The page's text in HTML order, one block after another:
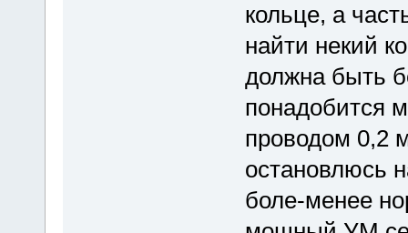
кольце, а
найти некий
должна быть
понадобится
проводом 0,2
остановлюсь
боле-менее